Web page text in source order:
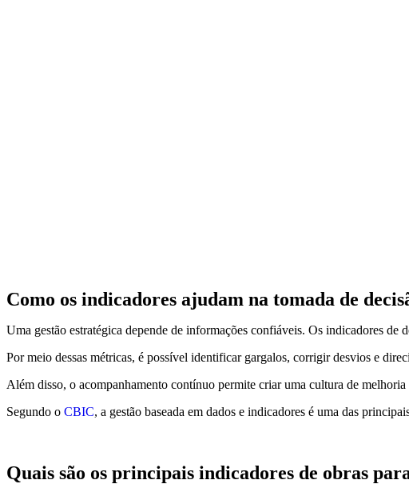
Como os indicadores ajudam na tomada de
Uma gestão estratégica depende de informações confiáveis. Os indicadores de
Por meio dessas métricas, é possível identificar gargalos, corrigir desvios e
Além disso, o acompanhamento contínuo permite criar uma cultura de
Segundo o CBIC, a gestão baseada em dados e indicadores é uma das
Quais são os principais indicadores de obras